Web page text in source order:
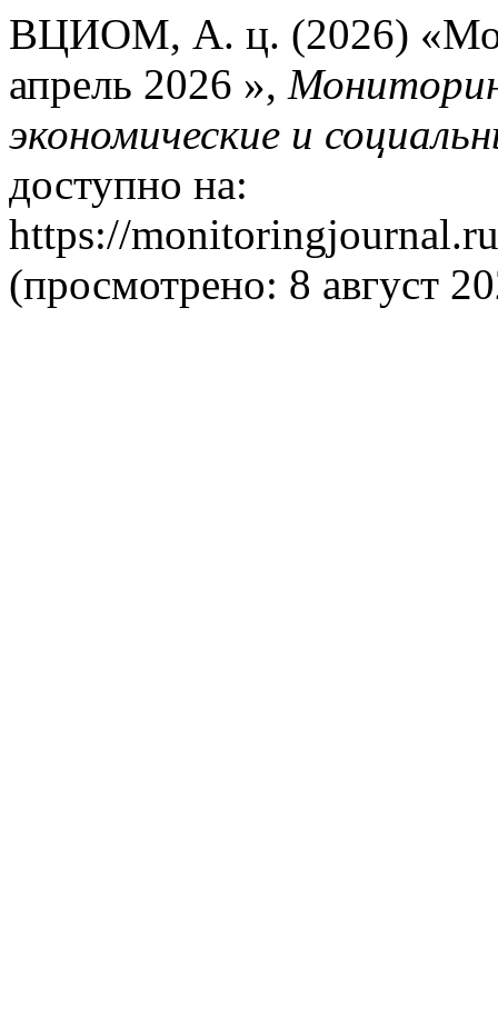
ВЦИОМ, А. ц. (2026)
апрель 2026 »,
экономические и
доступно на:
https://
(просмотрено: 8 август